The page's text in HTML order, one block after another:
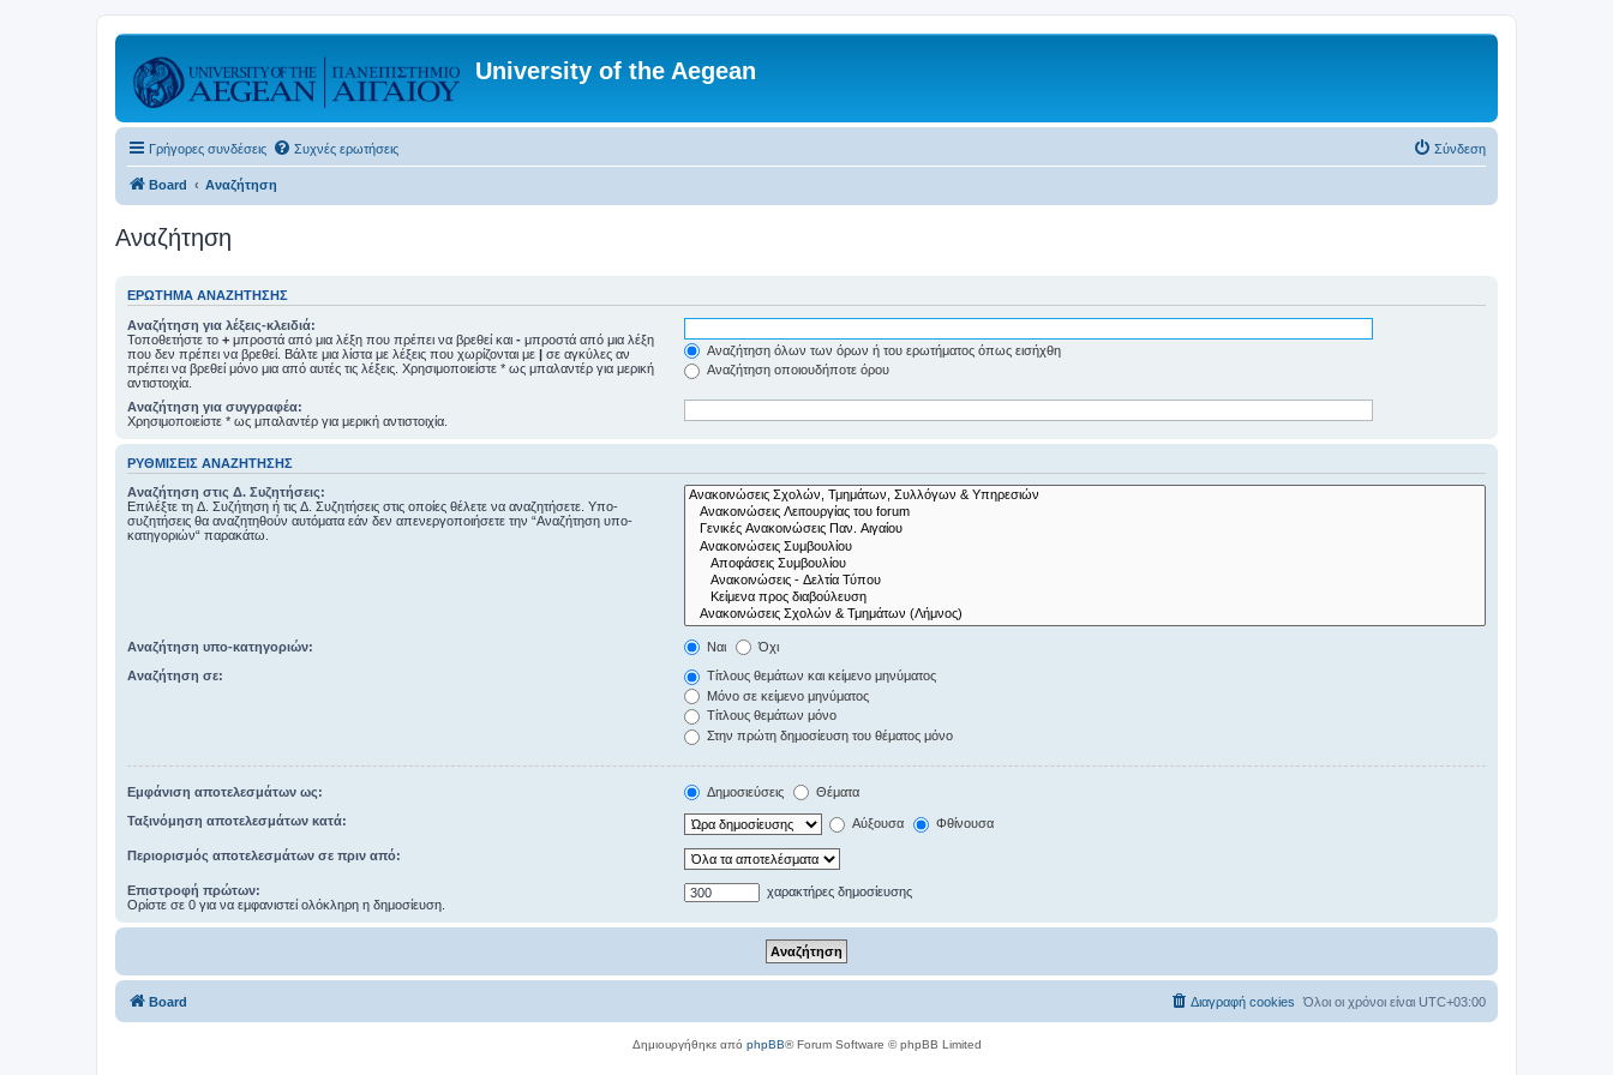
University of the Aegean
Γρήγορες συνδέσεις Συχνές ερωτήσεις Σύνδεση
Board Αναζήτηση
Αναζήτηση
ΕΡΏΤΗΜΑ ΑΝΑΖΉΤΗΣΗΣ
Αναζήτηση για λέξεις-κλειδιά:
Τοποθετήστε το + μπροστά από μια λέξη που πρέπει να βρεθεί και - μπροστά από μια λέξη
που δεν πρέπει να βρεθεί. Βάλτε μια λίστα με λέξεις που χωρίζονται με | σε αγκύλες αν
πρέπει να βρεθεί μόνο μια από αυτές τις λέξεις. Χρησιμοποιείστε * ως μπαλαντέρ για μερική
αντιστοιχία.
Αναζήτηση όλων των όρων ή του ερωτήματος όπως εισήχθη
Αναζήτηση οποιουδήποτε όρου
Αναζήτηση για συγγραφέα:
Χρησιμοποιείστε * ως μπαλαντέρ για μερική αντιστοιχία.
ΡΥΘΜΊΣΕΙΣ ΑΝΑΖΉΤΗΣΗΣ
Αναζήτηση στις Δ. Συζητήσεις:
Επιλέξτε τη Δ. Συζήτηση ή τις Δ. Συζητήσεις στις οποίες θέλετε να αναζητήσετε. Υπο-
συζητήσεις θα αναζητηθούν αυτόματα εάν δεν απενεργοποιήσετε την “Αναζήτηση υπο-
κατηγοριών“ παρακάτω.
Αναζήτηση υπο-κατηγοριών: Ναι Όχι
Αναζήτηση σε:
Τίτλους θεμάτων και κείμενο μηνύματος
Μόνο σε κείμενο μηνύματος
Τίτλους θεμάτων μόνο
Στην πρώτη δημοσίευση του θέματος μόνο
Εμφάνιση αποτελεσμάτων ως: Δημοσιεύσεις Θέματα
Ταξινόμηση αποτελεσμάτων κατά: Αύξουσα Φθίνουσα
Περιορισμός αποτελεσμάτων σε πριν από:
Επιστροφή πρώτων:
Ορίστε σε 0 για να εμφανιστεί ολόκληρη η δημοσίευση.
χαρακτήρες δημοσίευσης
Board Όλοι οι χρόνοι είναι UTC+03:00
Διαγραφή cookies
Δημιουργήθηκε από phpBB® Forum Software © phpBB Limited